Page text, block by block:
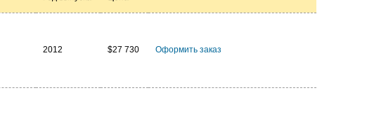
2012 $27 730 Оформить заказ